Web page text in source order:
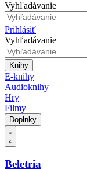
Vyhľadávanie
Prihlásiť
Vyhľadávanie
Knihy
E-knihy
Audioknihy
Hry
Filmy
Doplnky
Beletria